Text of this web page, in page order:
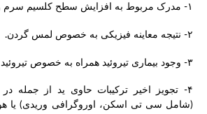
۱- مدرک مربوط به افزایش سطح کلسیم سرم و هورمون پاراتیروئید.
۲- نتیجه معاینه فیزیکی به خصوص لمس گردن.
۳- وجود بیماری تیروئید همراه به خصوص تیروئید ندولار.
۴- تجویز اخیر ترکیبات حاوی ید از جمله در
(شامل سی تی اسکن، اوروگرافی وریدی) یا